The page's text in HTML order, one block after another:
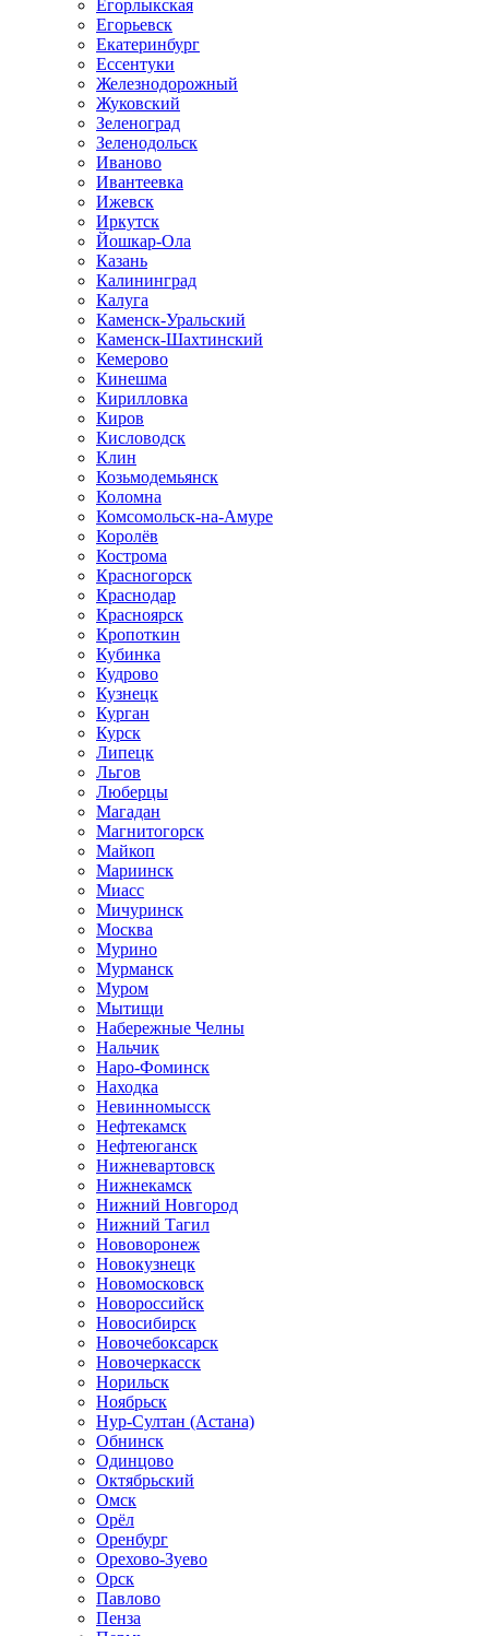
Егорлыкская
Егорьевск
Екатеринбург
Ессентуки
Железнодорожный
Жуковский
Зеленоград
Зеленодольск
Иваново
Ивантеевка
Ижевск
Иркутск
Йошкар-Ола
Казань
Калининград
Калуга
Каменск-Уральский
Каменск-Шахтинский
Кемерово
Кинешма
Кирилловка
Киров
Кисловодск
Клин
Козьмодемьянск
Коломна
Комсомольск-на-Амуре
Королёв
Кострома
Красногорск
Краснодар
Красноярск
Кропоткин
Кубинка
Кудрово
Кузнецк
Курган
Курск
Липецк
Льгов
Люберцы
Магадан
Магнитогорск
Майкоп
Мариинск
Миасс
Мичуринск
Москва
Мурино
Мурманск
Муром
Мытищи
Набережные Челны
Нальчик
Наро-Фоминск
Находка
Невинномысск
Нефтекамск
Нефтеюганск
Нижневартовск
Нижнекамск
Нижний Новгород
Нижний Тагил
Нововоронеж
Новокузнецк
Новомосковск
Новороссийск
Новосибирск
Новочебоксарск
Новочеркасск
Норильск
Ноябрьск
Нур-Султан (Астана)
Обнинск
Одинцово
Октябрьский
Омск
Орёл
Оренбург
Орехово-Зуево
Орск
Павлово
Пенза